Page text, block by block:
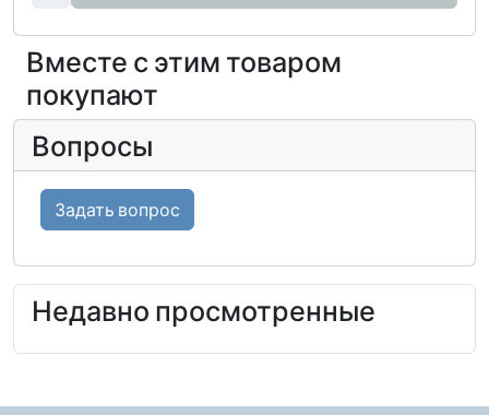
Вместе с этим товаром
покупают
Вопросы
Задать вопрос
Недавно просмотренные